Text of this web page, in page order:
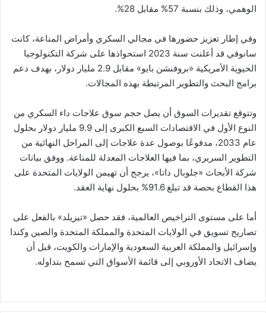
الوهمي، وذلك بنسبة 57% مقابل 28%.
وفي إطار تعزيز حضورها في مجالي السكري وأمراض المناعة، كانت
سانوفي قد أعلنت سنة 2023 استحواذها على شركة التكنولوجيا
الحيوية الأمريكية «بروفنشن بايو» مقابل 2.9 مليار دولار، بهدف دعم
برامج البحث والتطوير المرتبطة بهذه المجالات.
وتتوقع تقديرات السوق أن يصل حجم سوق علاجات داء السكري من
النوع الأول في الاقتصادات السبع الكبرى إلى 9.9 مليار دولار بحلول
عام 2033، مدفوعًا بوصول عدة علاجات إلى المراحل النهائية من
التطوير السريري، بما فيها العلاجات المعدلة للمناعة. ووفق بيانات
شركة الأبحاث «جلوبال داتا»، يرجح أن تهيمن الولايات المتحدة على
هذا القطاع بحصة قد تبلغ 91.6% بحلول نهاية العقد.
أما على مستوى التراخيص العالمية، فقد حصل «تيزيلد» بالفعل على
تصاريح تسويق في الولايات المتحدة والمملكة المتحدة والصين وكندا
وإسرائيل والمملكة العربية السعودية والإمارات والكويت، قبل أن
يضاف الاتحاد الأوروبي إلى قائمة الأسواق التي تسمح بتداوله.